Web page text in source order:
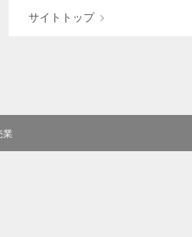
サイトトップ
業